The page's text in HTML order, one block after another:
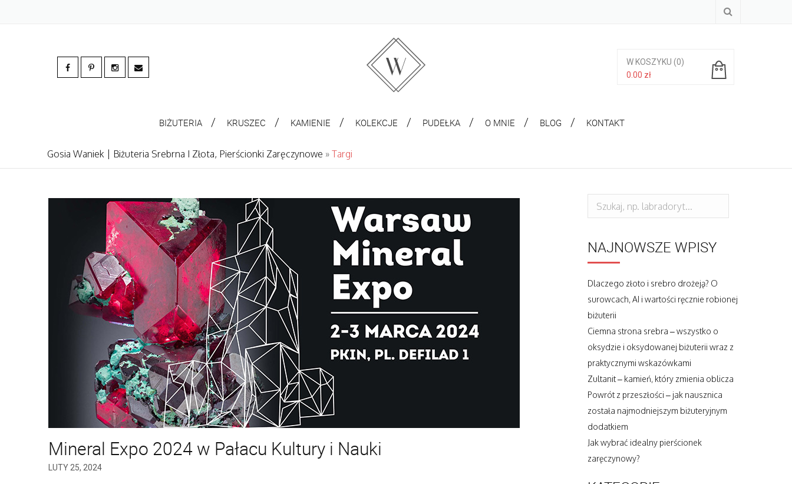
W KOSZYKU (0)
0.00 zł
BIŻUTERIA KRUSZEC KAMIENIE KOLEKCJE PUDEŁKA O MNIE BLOG KONTAKT
Gosia Waniek | Biżuteria Srebrna I Złota, Pierścionki Zaręczynowe » Targi
Mineral Expo 2024 w Pałacu Kultury i Nauki
LUTY 25, 2024
NAJNOWSZE WPISY
Dlaczego złoto i srebro drożeją? O
surowcach, AI i wartości ręcznie robionej
biżuterii
Ciemna strona srebra – wszystko o
oksydzie i oksydowanej biżuterii wraz z
praktycznymi wskazówkami
Zultanit – kamień, który zmienia oblicza
Powrót z przeszłości – jak nausznica
została najmodniejszym biżuteryjnym
dodatkiem
Jak wybrać idealny pierścionek
zaręczynowy?